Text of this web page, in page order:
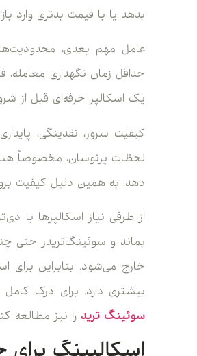
بدهد یا با قیمت بدتری وارد
عامل مهم بعدی،
حداقل زمان نگهداری
یک اسکالپر حرفه‌ای قبل از
کیفیت سرور، نقدینگی،
لحظات پرنوسان، مخصوصاً
دهد. به همین دلیل کیفیت
از طرفی نیاز اسکالپرها با
بماند و سوئینگ‌تریدر حتی
خارج می‌شود. بنابراین برای
بیشتری دارد. برای درک
سوئینگ ترید را نیز مطالعه